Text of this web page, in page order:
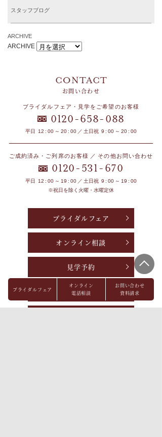
スタッフブログ
ARCHIVE
ARCHIVE
お問い合わせ
ブライダルフェア・見学をご希望のお客様
0120 -658- 088
平日 12 : 00 ～ 20 : 00 ／ 土日祝 9 : 00 ～ 20 : 00
ご成約済み・ご列席のお客様 ／ その他お問い合わせ
0120 - 531 - 670
平日 12 : 00 ～ 19 : 00 ／ 土日祝 9 : 00 ～ 19 : 00
※祝日を除く火曜・水曜定休
ブライダルフェア
オンライン相談
見学予約
資料請求
ブライダルフェア
オンライン
電話相談
お問い合わせ
資料請求